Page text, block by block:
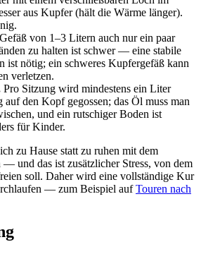
aus Kupfer (hält die Wärme länger).
von 1–3 Litern auch nur ein paar
zu halten ist schwer — eine stabile
ist nötig; ein schweres Kupfergefäß kann
verletzen.
Pro Sitzung wird mindestens ein Liter
auf den Kopf gegossen; das Öl muss man
und ein rutschiger Boden ist
für Kinder.
zu Hause statt zu ruhen mit dem
und das ist zusätzlicher Stress, von dem
soll. Daher wird eine vollständige Kur
— zum Beispiel aufTouren nach